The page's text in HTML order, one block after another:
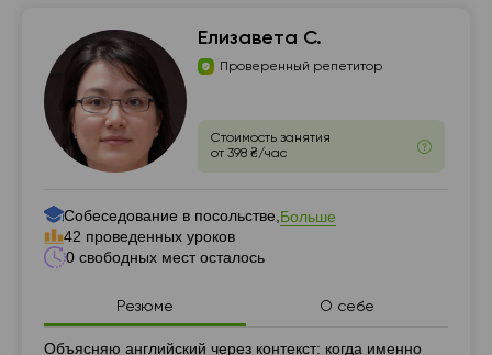
Елизавета С.
Проверенный репетитор
Стоимость занятия
от 398 ₴/час
Собеседование в посольстве, Больше
42 проведенных уроков
0 свободных мест осталось
Резюме О себе
Резюме
Объясняю английский через контекст: когда именно